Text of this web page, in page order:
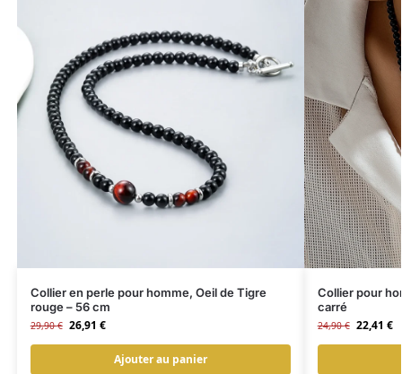
Collier en perle pour homme, Oeil de Tigre
rouge – 56 cm
29,90€ 26,91 €
Ajouter au panier
Collier pour
carré
24,90€ 22,41 €